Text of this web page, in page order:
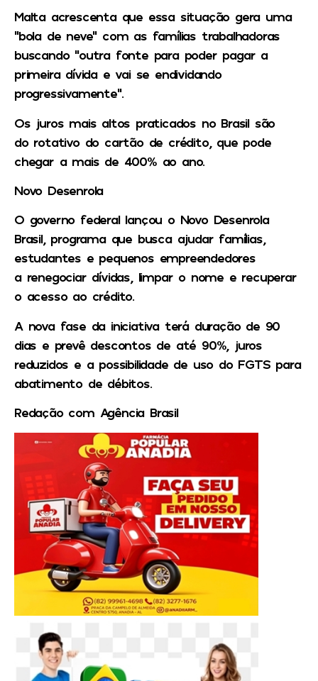
Malta acrescenta que essa situação gera uma
“bola de neve” com as famílias trabalhadoras
buscando “outra fonte para poder pagar a
primeira dívida e vai se endividando
progressivamente”.
Os juros mais altos praticados no Brasil são
do rotativo do cartão de crédito, que pode
chegar a mais de 400% ao ano.
Novo Desenrola
O governo federal lançou o Novo Desenrola
Brasil, programa que busca ajudar famílias,
estudantes e pequenos empreendedores
a renegociar dívidas, limpar o nome e recuperar
o acesso ao crédito.
A nova fase da iniciativa terá duração de 90
dias e prevê descontos de até 90%, juros
reduzidos e a possibilidade de uso do FGTS para
abatimento de débitos.
Redação com Agência Brasil